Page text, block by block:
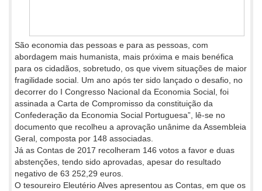
São economia das pessoas e para as pessoas, com
abordagem mais humanista, mais próxima e mais benéfica
para os cidadãos, sobretudo, os que vivem situações de maior
fragilidade social. Um ano após ter sido lançado o desafio, no
decorrer do I Congresso Nacional da Economia Social, foi
assinada a Carta de Compromisso da constituição da
Confederação da Economia Social Portuguesa”, lê-se no
documento que recolheu a aprovação unânime da Assembleia
Geral, composta por 148 associadas.
Já as Contas de 2017 recolheram 146 votos a favor e duas
abstenções, tendo sido aprovadas, apesar do resultado
negativo de 63 252,29 euros.
O tesoureiro Eleutério Alves apresentou as Contas, em que os